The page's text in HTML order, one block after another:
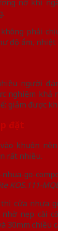
nở khi
phải
độ ẩm, nhiệt
người
nghiệm khả
giảm được
đặt
khuôn
rất nhiều.
KOS.111-
cửa nhựa
nẹp cài
30mm chiều